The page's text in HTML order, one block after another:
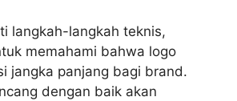
langkah-langkah teknis,
memahami bahwa logo
jangka panjang bagi brand.
dengan baik akan